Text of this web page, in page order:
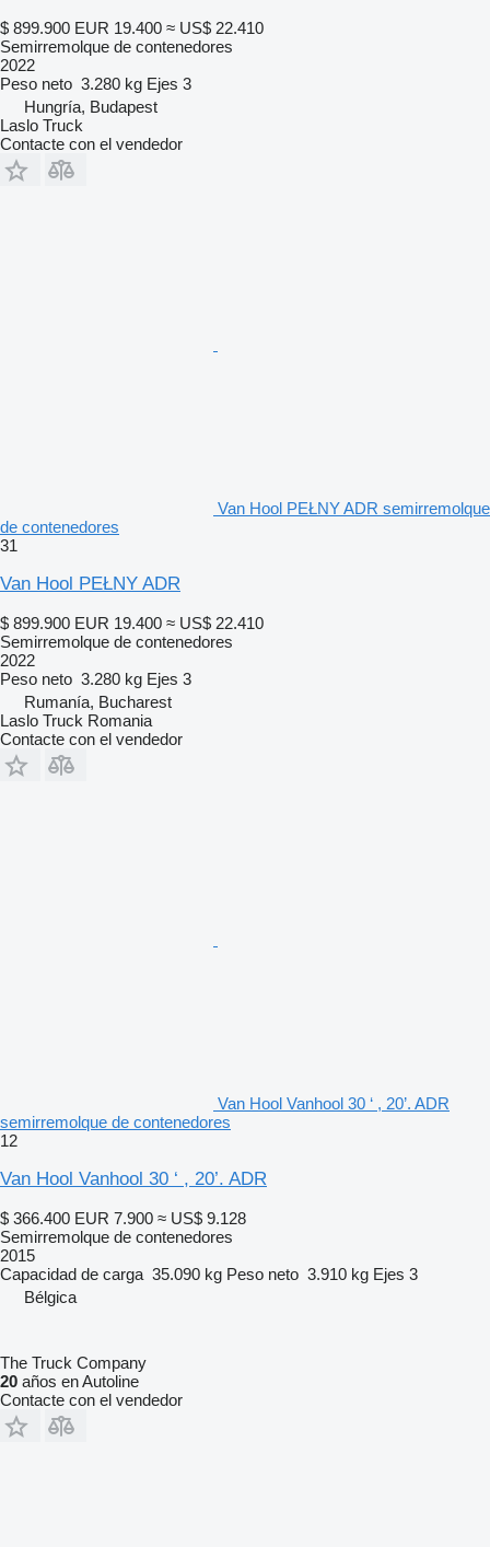
$ 899.900 EUR 19.400 ≈ US$ 22.410
Semirremolque de contenedores
2022
Peso neto 3.280 kg Ejes 3
Hungría, Budapest
Laslo Truck
Contacte con el vendedor
Van Hool PEŁNY ADR semirremolque
de contenedores
31
Van Hool PEŁNY ADR
$ 899.900 EUR 19.400 ≈ US$ 22.410
Semirremolque de contenedores
2022
Peso neto 3.280 kg Ejes 3
Rumanía, Bucharest
Laslo Truck Romania
Contacte con el vendedor
Van Hool Vanhool 30 ‘ , 20’. ADR
semirremolque de contenedores
12
Van Hool Vanhool 30 ‘ , 20’. ADR
$ 366.400 EUR 7.900 ≈ US$ 9.128
Semirremolque de contenedores
2015
Capacidad de carga 35.090 kg Peso neto 3.910 kg Ejes 3
Bélgica
The Truck Company
20 años en Autoline
Contacte con el vendedor